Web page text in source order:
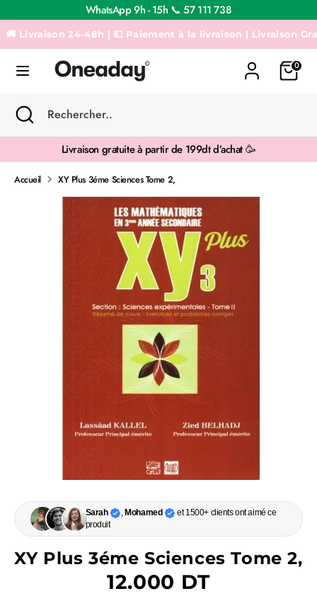
au
contenu
WhatsApp 9h - 15h 📞 57 111 738
24-48h | 💵 Paiement à la livraison | Livraison
0
RechercheRechercher..
RechercheRechercher..
Fermer
la
recherche
Livraison gratuite à partir de 199dt d’achat 🥳
Accueil XY Plus 3éme Sciences Tome 2,
Sarah , Mohamed
et 1500+ clients ont aimé ce
produit
XY Plus 3éme Sciences Tome 2,
12.000 DT